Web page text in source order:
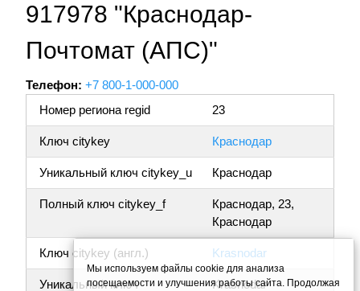
917978 "Краснодар-
Почтомат (АПС)"
Телефон: +7 800-1-000-000
Номер региона regid
23
Ключ citykey Краснодар
Уникальный ключ citykey_u Краснодар
Полный ключ citykey_f
Краснодар, 23,
Краснодар
Ключ citykey (англ.) Krasnodar
Уникальный ключ
Krasnodar
Мы используем файлы cookie для анализа
посещаемости и улучшения работы сайта. Продолжая